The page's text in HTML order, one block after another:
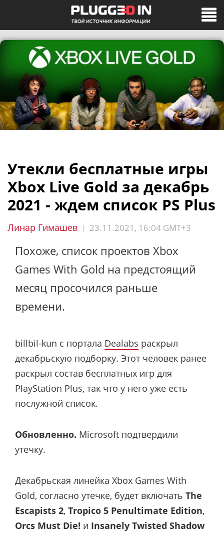
Утекли бесплатные игры
Xbox Live Gold за декабрь
2021 - ждем список PS Plus
Линар Гимашев | 23.11.2021, 16:04 GMT+3
Похоже, список проектов Xbox
Games With Gold на предстоящий
месяц просочился раньше
времени.
billbil-kun с портала Dealabs раскрыл
декабрьскую подборку. Этот человек ранее
раскрыл состав бесплатных игр для
PlayStation Plus, так что у него уже есть
послужной список.
Обновленно. Microsoft подтвердили
утечку.
Декабрьская линейка Xbox Games With
Gold, согласно утечке, будет включать The
Escapists 2, Tropico 5 Penultimate Edition,
Orcs Must Die! и Insanely Twisted Shadow